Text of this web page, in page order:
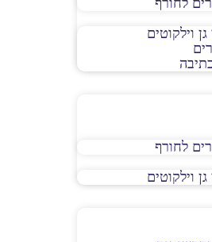
לחורף
גן וילקוטים
לחורף
גן וילקוטים